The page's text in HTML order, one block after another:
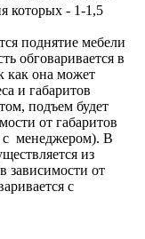
которых - 1-1,5
поднятие мебели
обговаривается в
как она может
и габаритов
подъем будет
от габаритов
с менеджером). В
из
зависимости от
с